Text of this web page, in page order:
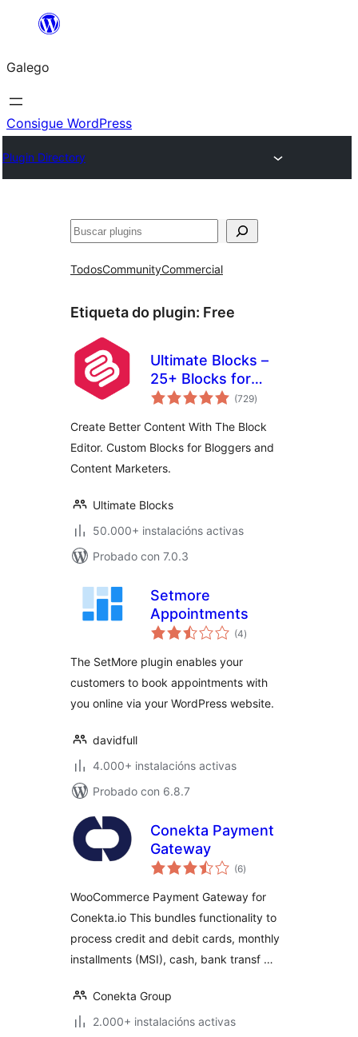
Saltar
contido
Galego
Consigue WordPress
Plugin Directory
Buscar
TodosCommunityCommercial
Etiqueta do plugin: Free
Ultimate Blocks –
25+ Blocks for
Block Editor (729valoracións
totais
)
Create Better Content With The Block
Editor. Custom Blocks for Bloggers and
Content Marketers.
Ultimate Blocks
50.000+ instalacións activas
Probado con 7.0.3
Setmore
Appointments
(4valoracións
totais
)
The SetMore plugin enables your
customers to book appointments with
you online via your WordPress website.
davidfull
4.000+ instalacións activas
Probado con 6.8.7
Conekta Payment
Gateway
(6valoracións
totais
)
WooCommerce Payment Gateway for
Conekta.io This bundles functionality to
process credit and debit cards, monthly
installments (MSI), cash, bank transf …
Conekta Group
2.000+ instalacións activas